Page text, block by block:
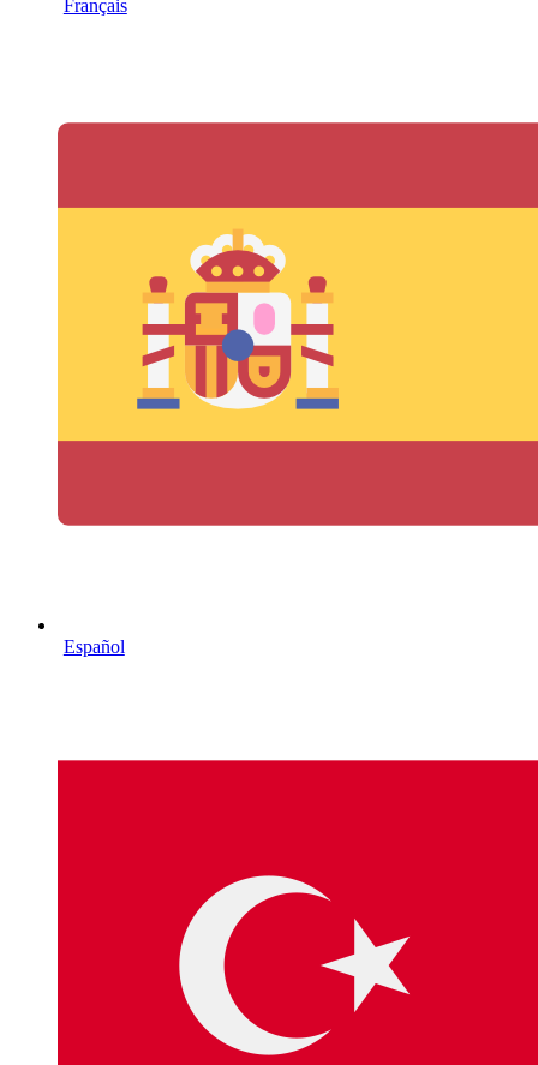
Français
Español